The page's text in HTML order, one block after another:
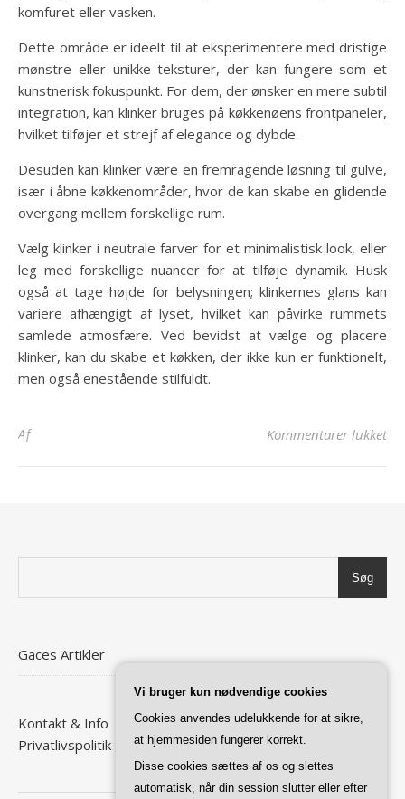
komfuret eller vasken.
Dette område er ideelt til at eksperimentere med dristige
mønstre eller unikke teksturer, der kan fungere som et
kunstnerisk fokuspunkt. For dem, der ønsker en mere subtil
integration, kan klinker bruges på køkkenøens frontpaneler,
hvilket tilføjer et strejf af elegance og dybde.
Desuden kan klinker være en fremragende løsning til gulve,
især i åbne køkkenområder, hvor de kan skabe en glidende
overgang mellem forskellige rum.
Vælg klinker i neutrale farver for et minimalistisk look, eller
leg med forskellige nuancer for at tilføje dynamik. Husk
også at tage højde for belysningen; klinkernes glans kan
variere afhængigt af lyset, hvilket kan påvirke rummets
samlede atmosfære. Ved bevidst at vælge og placere
klinker, kan du skabe et køkken, der ikke kun er funktionelt,
men også enestående stilfuldt.
Af Kommentarer lukkettil
Søg
Gaces Artikler
Kontakt & Info
Privatlivspolitik
Vi bruger kun nødvendige cookies
Cookies anvendes udelukkende for at sikre,
at hjemmesiden fungerer korrekt.
Disse cookies sættes af os og slettes
automatisk, når din session slutter eller efter